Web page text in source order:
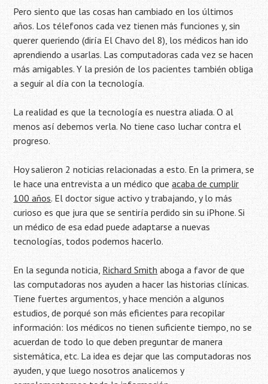
Pero siento que las cosas han cambiado en los últimos
años. Los télefonos cada vez tienen más funciones y, sin
querer queriendo (diría El Chavo del 8), los médicos han ido
aprendiendo a usarlas. Las computadoras cada vez se hacen
más amigables. Y la presión de los pacientes también obliga
a seguir al día con la tecnología.
La realidad es que la tecnología es nuestra aliada. O al
menos así debemos verla. No tiene caso luchar contra el
progreso.
Hoy salieron 2 noticias relacionadas a esto. En la primera, se
le hace una entrevista a un médico queacaba de cumplir
100 años. El doctor sigue activo y trabajando, y lo más
curioso es que jura que se sentiría perdido sin su iPhone. Si
un médico de esa edad puede adaptarse a nuevas
tecnologías, todos podemos hacerlo.
En la segunda noticia, Richard Smith aboga a favor de que
las computadoras nos ayuden a hacer las historias clínicas.
Tiene fuertes argumentos, y hace mención a algunos
estudios, de porqué son más eficientes para recopilar
información: los médicos no tienen suficiente tiempo, no se
acuerdan de todo lo que deben preguntar de manera
sistemática, etc. La idea es dejar que las computadoras nos
ayuden, y que luego nosotros analicemos y